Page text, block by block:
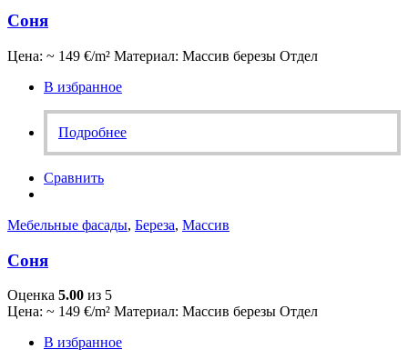
Соня
Цена: ~ 149 €/m² Материал: Массив березы Отдел
В избранное
Подробнее
Сравнить
Мебельные фасады, Береза, Массив
Соня
Оценка 5.00 из 5
Цена: ~ 149 €/m² Материал: Массив березы Отдел
В избранное